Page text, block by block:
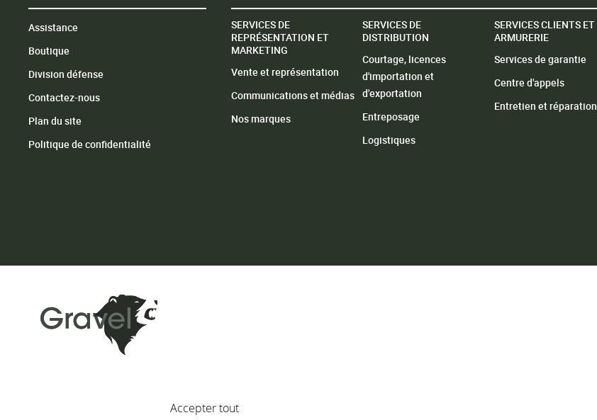
Assistance
Boutique
Division défense
Contactez-nous
Plan du site
Politique de confidentialité
SERVICES DE
REPRÉSENTATION ET
MARKETING
Vente et représentation
Communications et médias
Nos marques
SERVICES DE
DISTRIBUTION
Courtage, licences
d'importation et
d'exportation
Entreposage
Logistiques
SERVICES CLIENTS ET
ARMURERIE
Services de garantie
Centre d'appels
Entretien et réparation
Accepter tout